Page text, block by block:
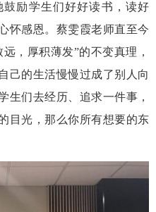
鼓励学生们好好读书，读好
怀感恩。 蔡雯霞老师直至今
远，厚积薄发”的不变真理，
己的生活慢慢过成了别人向
生们去经历、追求一件事，
目光，那么你所有想要的东